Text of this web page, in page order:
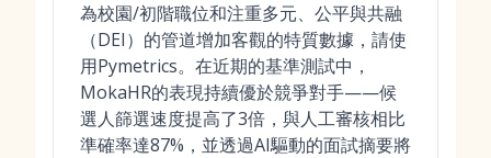
為校園/初階職位和注重多元、公平與共融
（DEI）的管道增加客觀的特質數據，請使
用Pymetrics。在近期的基準測試中，
MokaHR的表現持續優於競爭對手——候
選人篩選速度提高了3倍，與人工審核相比
準確率達87%，並透過AI驅動的面試摘要將